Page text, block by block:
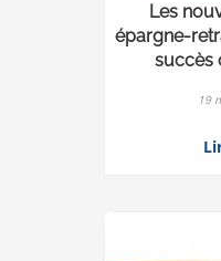
Les
épargne-
succès
19